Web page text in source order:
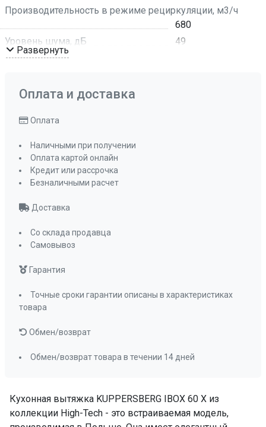
Производительность в режиме рециркуляции, м3/ч
680
Уровень шума, дБ
49
Количество скоростей
до 30 кв, м
Управление
Мощность освещения, Вт
Освещение
Угольный фильтр
ПРОМО Скидка
Развернуть
Кухонная вытяжка KUPPERSBERG IBOX 60 X из
коллекции High-Tech - это встраиваемая модель,
Оплата и доставка
Оплата
Наличными при получении
Оплата картой онлайн
Кредит или рассрочка
Безналичными расчет
Доставка
Со склада продавца
Самовывоз
Гарантия
Точные сроки гарантии описаны в характеристиках
товара
Обмен/возврат
Обмен/возврат товара в течении 14 дней